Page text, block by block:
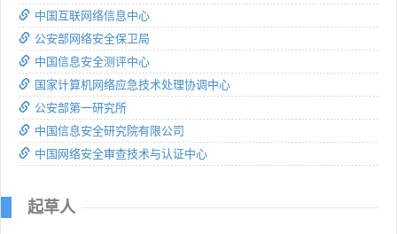
中国互联网络信息中心
公安部网络安全保卫局
中国信息安全测评中心
国家计算机网络应急技术处理协调中心
公安部第一研究所
中国信息安全研究院有限公司
中国网络安全审查技术与认证中心
起草人